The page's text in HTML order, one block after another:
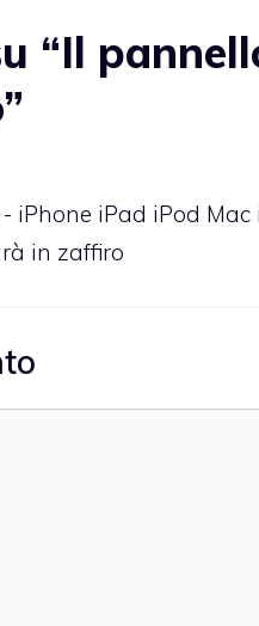
“Il
iPhone iPad iPod
in zaffiro